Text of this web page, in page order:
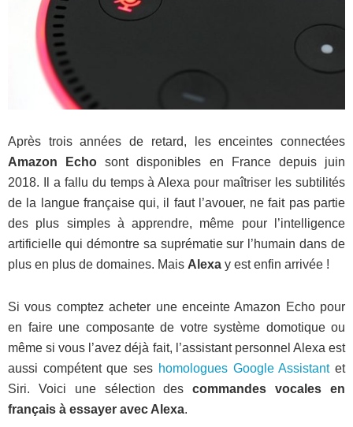
Après trois années de retard, les enceintes connectées
Amazon Echo sont disponibles en France depuis juin
2018. Il a fallu du temps à Alexa pour maîtriser les subtilités
de la langue française qui, il faut l’avouer, ne fait pas partie
des plus simples à apprendre, même pour l’intelligence
artificielle qui démontre sa suprématie sur l’humain dans de
plus en plus de domaines. Mais Alexa y est enfin arrivée !
Si vous comptez acheter une enceinte Amazon Echo pour
en faire une composante de votre système domotique ou
même si vous l’avez déjà fait, l’assistant personnel Alexa est
aussi compétent que ses homologues Google Assistantet
Siri. Voici une sélection descommandes vocales en
français à essayer avec Alexa.